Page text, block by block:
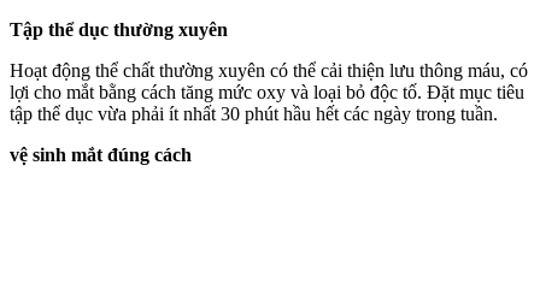
Tập thể dục thường xuyên
Hoạt động thể chất thường xuyên có thể cải thiện lưu thông máu, có
lợi cho mắt bằng cách tăng mức oxy và loại bỏ độc tố. Đặt mục tiêu
tập thể dục vừa phải ít nhất 30 phút hầu hết các ngày trong tuần.
vệ sinh mắt đúng cách